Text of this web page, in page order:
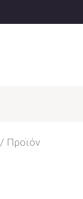
/ Προϊόν